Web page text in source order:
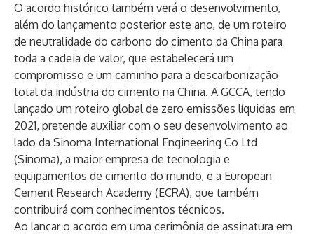
O acordo histórico também verá o desenvolvimento,
além do lançamento posterior este ano, de um roteiro
de neutralidade do carbono do cimento da China para
toda a cadeia de valor, que estabelecerá um
compromisso e um caminho para a descarbonização
total da indústria do cimento na China. A GCCA, tendo
lançado um roteiro global de zero emissões líquidas em
2021, pretende auxiliar com o seu desenvolvimento ao
lado da Sinoma International Engineering Co Ltd
(Sinoma), a maior empresa de tecnologia e
equipamentos de cimento do mundo, e a European
Cement Research Academy (ECRA), que também
contribuirá com conhecimentos técnicos.
Ao lançar o acordo em uma cerimônia de assinatura em